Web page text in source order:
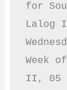
for
Lalog
Week
II, 05